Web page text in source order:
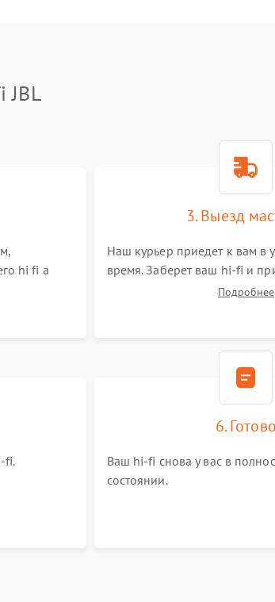
JBL
hi fi а
3. Выезд
Наш курьер приедет к вам в
время. Заберет ваш hi-fi и
Подробнее
fi.
6. Готово
Ваш hi-fi снова у вас в
состоянии.